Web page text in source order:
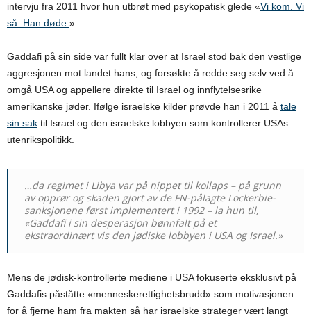
intervju fra 2011 hvor hun utbrøt med psykopatisk glede «Vi kom. Vi
så. Han døde.»
Gaddafi på sin side var fullt klar over at Israel stod bak den vestlige
aggresjonen mot landet hans, og forsøkte å redde seg selv ved å
omgå USA og appellere direkte til Israel og innflytelsesrike
amerikanske jøder. Ifølge israelske kilder prøvde han i 2011 å tale
sin sak til Israel og den israelske lobbyen som kontrollerer USAs
utenrikspolitikk.
…da regimet i Libya var på nippet til kollaps – på grunn
av opprør og skaden gjort av de FN-pålagte Lockerbie-
sanksjonene først implementert i 1992 – la hun til,
«Gaddafi i sin desperasjon bønnfalt på et
ekstraordinært vis den jødiske lobbyen i USA og Israel.»
Mens de jødisk-kontrollerte mediene i USA fokuserte eksklusivt på
Gaddafis påståtte «menneskerettighetsbrudd» som motivasjonen
for å fjerne ham fra makten så har israelske strateger vært langt